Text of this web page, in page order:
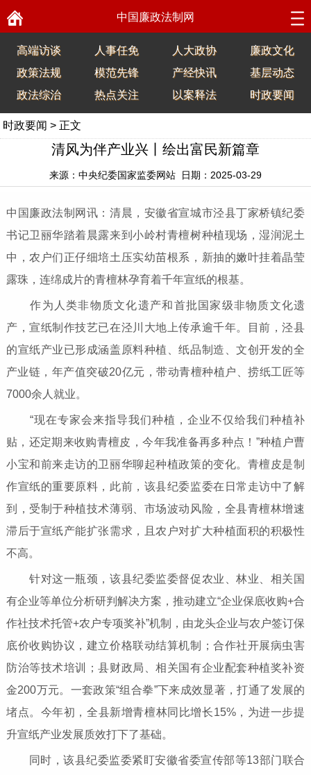
中国廉政法制网
高端访谈 人事任免 人大政协
廉政文化
政策法规
模范先锋 产经快讯
基层动态
政法综治
热点关注 以案释法 时政要闻
时政要闻 > 正文
清风为伴产业兴丨绘出富民新篇章
来源：中央纪委国家监委网站 日期：2025-03-29
中国廉政法制网讯：清晨，安徽省宣城市泾县丁家桥镇纪委
书记卫丽华踏着晨露来到小岭村青檀树种植现场，湿润泥土
中，农户们正仔细培土压实幼苗根系，新抽的嫩叶挂着晶莹
露珠，连绵成片的青檀林孕育着千年宣纸的根基。
作为人类非物质文化遗产和首批国家级非物质文化遗
产，宣纸制作技艺已在泾川大地上传承逾千年。目前，泾县
的宣纸产业已形成涵盖原料种植、纸品制造、文创开发的全
产业链，年产值突破20亿元，带动青檀种植户、捞纸工匠等
7000余人就业。
“现在专家会来指导我们种植，企业不仅给我们种植补
贴，还定期来收购青檀皮，今年我准备再多种点！”种植户曹
小宝和前来走访的卫丽华聊起种植政策的变化。青檀皮是制
作宣纸的重要原料，此前，该县纪委监委在日常走访中了解
到，受制于种植技术薄弱、市场波动风险，全县青檀林增速
滞后于宣纸产能扩张需求，且农户对扩大种植面积的积极性
不高。
针对这一瓶颈，该县纪委监委督促农业、林业、相关国
有企业等单位分析研判解决方案，推动建立“企业保底收购+合
作社技术托管+农户专项奖补”机制，由龙头企业与农户签订保
底价收购协议，建立价格联动结算机制；合作社开展病虫害
防治等技术培训；县财政局、相关国有企业配套种植奖补资
金200万元。一套政策“组合拳”下来成效显著，打通了发展的
堵点。今年初，全县新增青檀林同比增长15%，为进一步提
升宣纸产业发展质效打下了基础。
同时，该县纪委监委紧盯安徽省委宣传部等13部门联合